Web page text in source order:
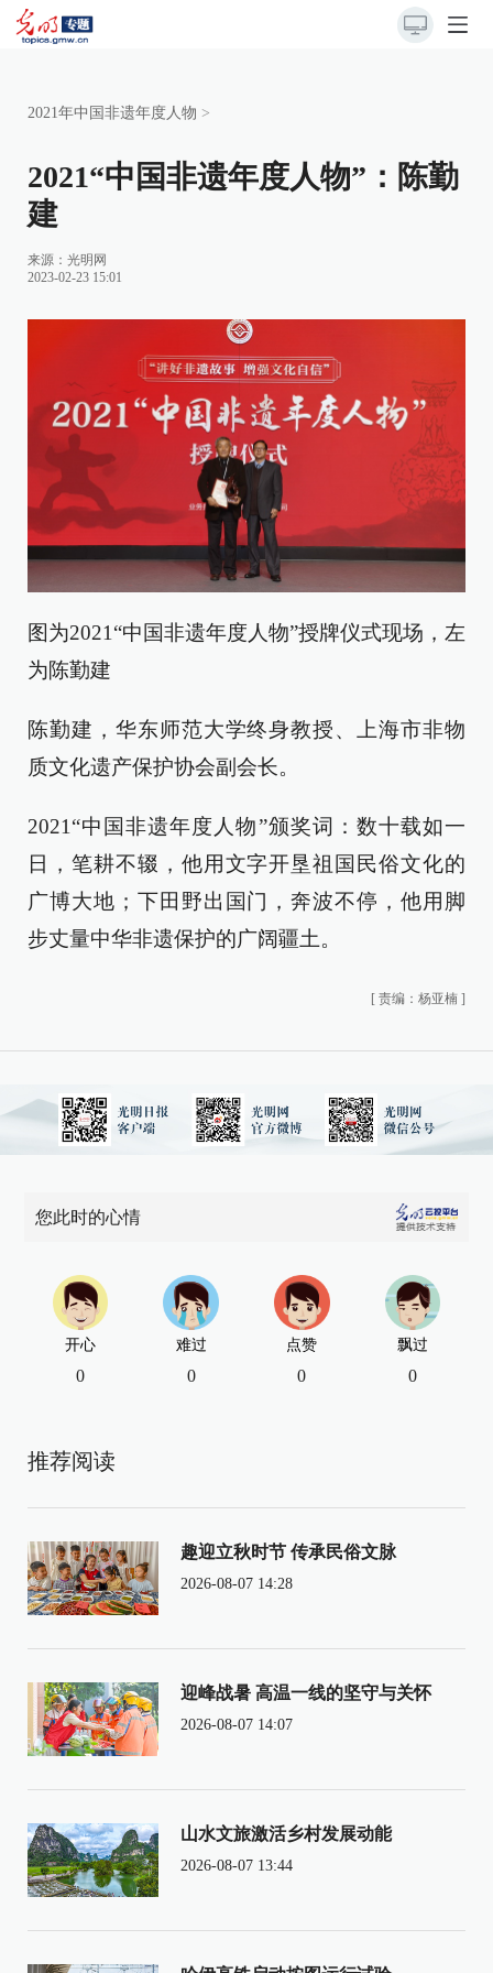
2021年中国非遗年度人物 >
2021“中国非遗年度人物”：陈勤
建
来源： 光明网
2023-02-23 15:01
图为2021“中国非遗年度人物”授牌仪式现场，左
为陈勤建
陈勤建，华东师范大学终身教授、上海市非物
质文化遗产保护协会副会长。
2021“中国非遗年度人物”颁奖词：数十载如一
日，笔耕不辍，他用文字开垦祖国民俗文化的
广博大地；下田野出国门，奔波不停，他用脚
步丈量中华非遗保护的广阔疆土。
[ 责编：杨亚楠 ]
您此时的心情
开心
0
难过
0
点赞
0
飘过
0
推荐阅读
趣迎立秋时节 传承民俗文脉
2026-08-07 14:28
迎峰战暑 高温一线的坚守与关怀
2026-08-07 14:07
山水文旅激活乡村发展动能
2026-08-07 13:44